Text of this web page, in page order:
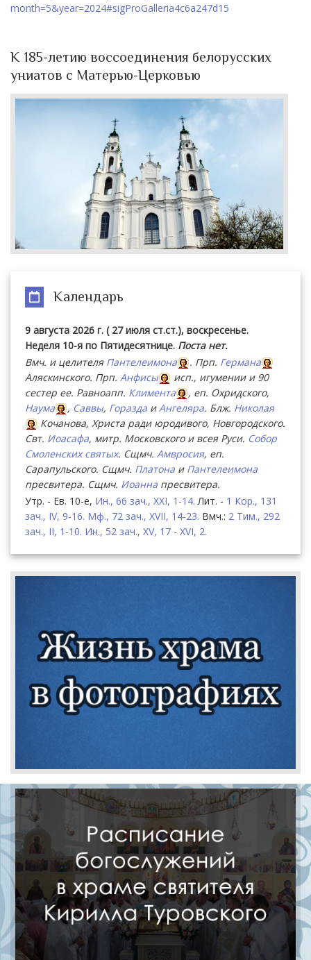
month=5&year=2024#sigProGalleria4c6a247d15
К 185-летию воссоединения белорусских
униатов с Матерью-Церковью
Календарь
9 августа 2026 г. ( 27 июля ст.ст.), воскресенье.
Неделя 10-я по Пятидесятнице. Поста нет.
Вмч. и целителя Пантелеимона . Прп. Германа
Аляскинского. Прп. Анфисы
исп., игумении и 90
сестер ее. Равноапп. Климента
, еп. Охридского,
Наума
, Саввы, Горазда иАнгеляра. Блж. Николая
Кочанова, Христа ради юродивого, Новгородского.
Свт. Иоасафа, митр. Московского и всея Руси. Собор
Смоленских святых. Сщмч. Амвросия, еп.
Сарапульского. Сщмч. Платона и Пантелеимона
пресвитера. Сщмч. Иоанна пресвитера.
Утр. - Ев. 10-е, Ин., 66 зач., XXI, 1-14. Лит. - 1 Кор., 131
зач., IV, 9-16. Мф., 72 зач., XVII, 14-23. Вмч.: 2 Тим., 292
зач., II, 1-10. Ин., 52 зач., XV, 17 - XVI, 2.